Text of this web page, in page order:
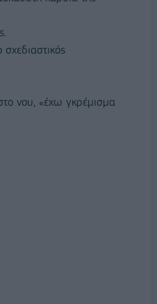
νου, «έχω γκρέμισμα